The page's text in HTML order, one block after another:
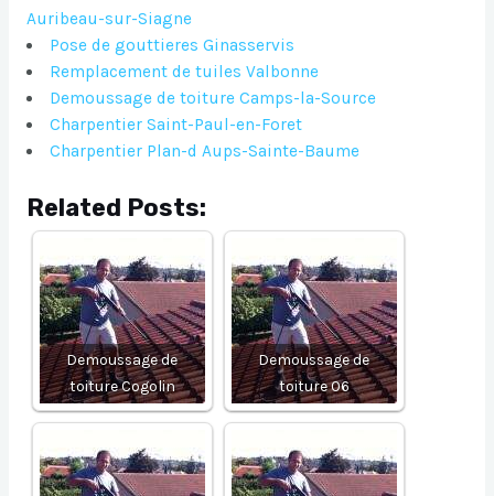
Auribeau-sur-Siagne
Pose de gouttieres Ginasservis
Remplacement de tuiles Valbonne
Demoussage de toiture Camps-la-Source
Charpentier Saint-Paul-en-Foret
Charpentier Plan-d Aups-Sainte-Baume
Related Posts:
Demoussage de
toiture Cogolin
Demoussage de
toiture 06